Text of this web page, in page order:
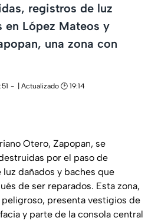
registros de luz
en López Mateos y
una zona con
| Actualizado 🕑 19:14
Otero, Zapopan, se
por el paso de
dañados y baches que
de ser reparados. Esta zona,
presenta vestigios de
y parte de la consola central